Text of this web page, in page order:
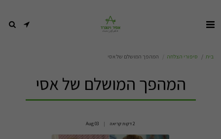
בית סיפורי הצלחה המהפך המושלם של אסי
המהפך המושלם של אסי
2 דקות קריאה 03
Aug